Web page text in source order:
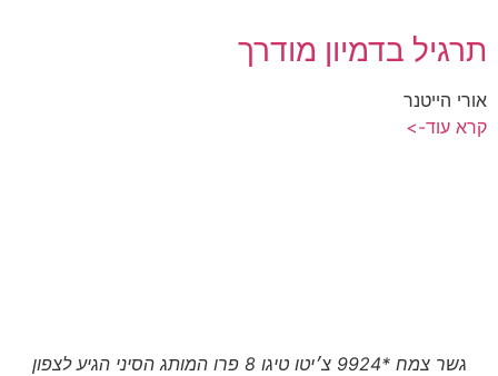
תרגיל בדמיון מודרך
אורי הייטנר
קרא עוד->
גשר צמח *9924 צ׳יטו טיגו 8 פרו המותג הסיני הגיע לצפון